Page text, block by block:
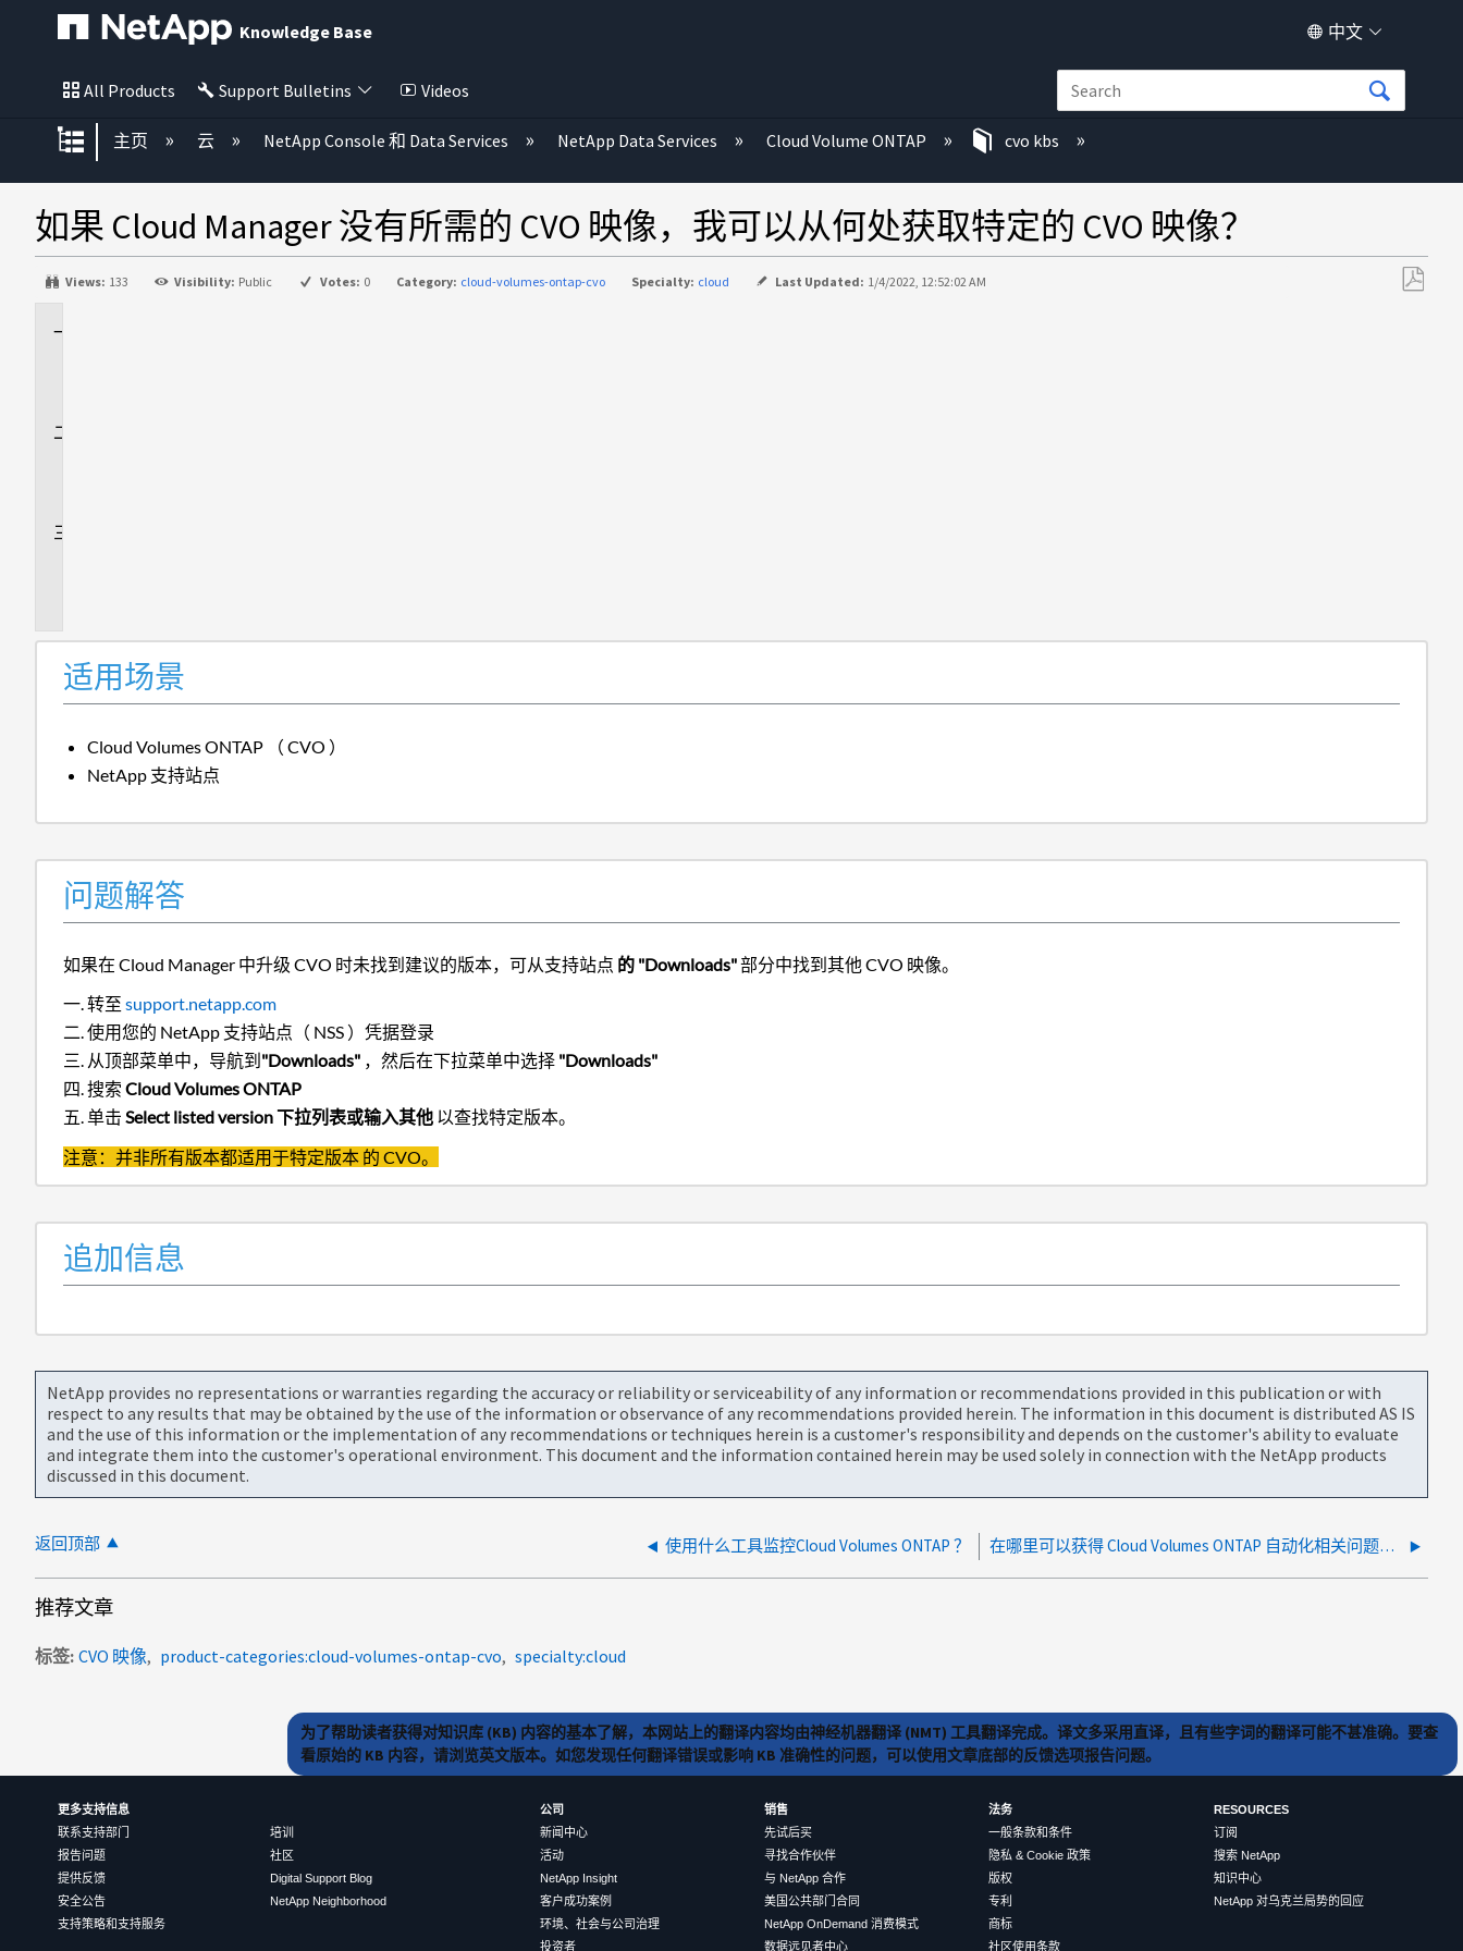
Knowledge Base 中文
All Products Support Bulletins Videos
扩展/隐缩全局层次
主页 云 NetApp Console 和 Data Services NetApp Data Services Cloud Volume ONTAP cvo kbs
如果 Cloud Manager 没有所需的 CVO 映像，我可以从何处获取特定的 CVO 映像？
Views: 133 Visibility: Public Votes: 0 Category: cloud-volumes-ontap-cvo Specialty: cloud Last Updated: 1/4/2022, 12:52:02 AM
适用场景
Cloud Volumes ONTAP （ CVO ）
NetApp 支持站点
问题解答
如果在 Cloud Manager 中升级 CVO 时未找到建议的版本，可从支持站点 的 "Downloads"部分中找到其他 CVO 映像。
转至support.netapp.com
使用您的 NetApp 支持站点（ NSS ）凭据登录
从顶部菜单中，导航到"Downloads" ，然后在下拉菜单中选择 "Downloads"
搜索Cloud Volumes ONTAP
单击Select listed version 下拉列表或输入其他 以查找特定版本。
注意：并非所有版本都适用于特定版本 的 CVO。
追加信息
NetApp provides no representations or warranties regarding the accuracy or reliability or serviceability of any information or recommendations provided in this publication or with
respect to any results that may be obtained by the use of the information or observance of any recommendations provided herein. The information in this document is distributed AS IS
and the use of this information or the implementation of any recommendations or techniques herein is a customer's responsibility and depends on the customer's ability to evaluate
and integrate them into the customer's operational environment. This document and the information contained herein may be used solely in connection with the NetApp products
discussed in this document.
返回顶部 使用什么工具监控Cloud Volumes ONTAP ？ 在哪里可以获得 Cloud Volumes ONTAP 自动化相关问题的帮助？
推荐文章
标签 CVO 映像 product-categories:cloud-volumes-ontap-cvo specialty:cloud
为了帮助读者获得对知识库 (KB) 内容的基本了解，本网站上的翻译内容均由神经机器翻译 (NMT) 工具翻译完成。译文多采用直译，且有些字词的翻译可能不甚准确。要查
看原始的 KB 内容，请浏览英文版本。如您发现任何翻译错误或影响 KB 准确性的问题，可以使用文章底部的反馈选项报告问题。
更多支持信息
联系支持部门
报告问题
提供反馈
安全公告
支持策略和支持服务
培训
社区
Digital Support Blog
NetApp Neighborhood
公司
新闻中心
活动
NetApp Insight
客户成功案例
环境、社会与公司治理
投资者
销售
先试后买
寻找合作伙伴
与 NetApp 合作
美国公共部门合同
NetApp OnDemand 消费模式
数据远见者中心
法务
一般条款和条件
隐私 & Cookie 政策
版权
专利
商标
社区使用条款
RESOURCES
订阅
搜索 NetApp
知识中心
NetApp 对乌克兰局势的回应